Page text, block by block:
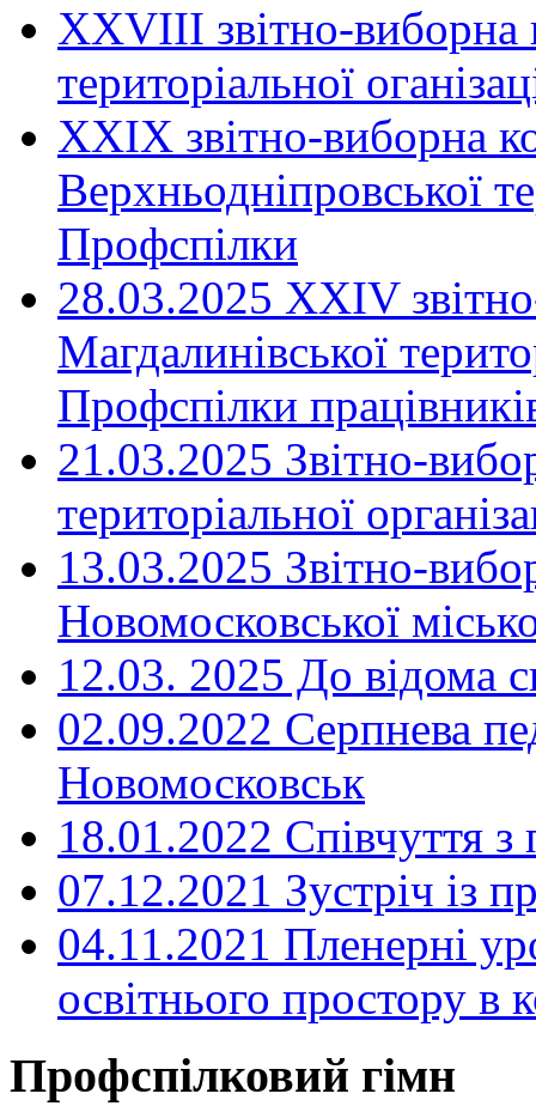
ХХVIII звітно-виборна
територіальної
XXIX звітно-виборна
Верхньодніпровської
Профспілки
28.03.2025 ХХІV
Магдалинівської
Профспілки
21.03.2025 Звітно-
територіальної
13.03.2025 Звітно-
Новомосковської
12.03. 2025 До відома
02.09.2022 Серпнева
Новомосковськ
18.01.2022 Співчуття з
07.12.2021 Зустріч із
04.11.2021 Пленерні
освітнього простору
Профспілковий гімн